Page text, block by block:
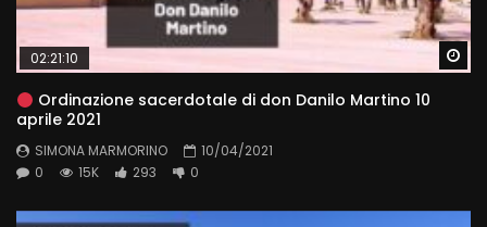
02:21:10
Ordinazione sacerdotale di don Danilo Martino 10
aprile 2021
SIMONA MARMORINO
10/04/2021
0
15K 293 0